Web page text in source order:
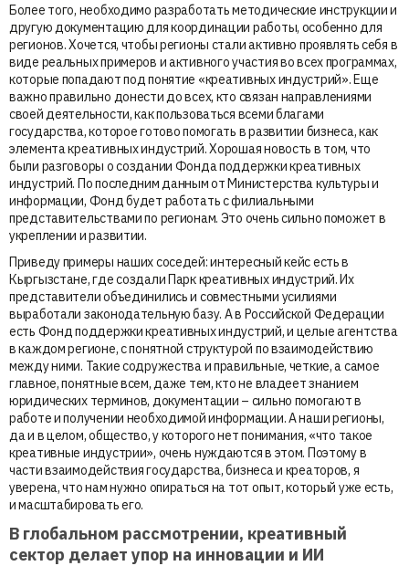
Более того, необходимо разработать методические инструкции и
другую документацию для координации работы, особенно для
регионов. Хочется, чтобы регионы стали активно проявлять себя в
виде реальных примеров и активного участия во всех программах,
которые попадают под понятие «креативных индустрий». Еще
важно правильно донести до всех, кто связан направлениями
своей деятельности, как пользоваться всеми благами
государства, которое готово помогать в развитии бизнеса, как
элемента креативных индустрий. Хорошая новость в том, что
были разговоры о создании Фонда поддержки креативных
индустрий. По последним данным от Министерства культуры и
информации, Фонд будет работать с филиальными
представительствами по регионам. Это очень сильно поможет в
укреплении и развитии.
Приведу примеры наших соседей: интересный кейс есть в
Кыргызстане, где создали Парк креативных индустрий. Их
представители объединились и совместными усилиями
выработали законодательную базу. А в Российской Федерации
есть Фонд поддержки креативных индустрий, и целые агентства
в каждом регионе, с понятной структурой по взаимодействию
между ними. Такие содружества и правильные, четкие, а самое
главное, понятные всем, даже тем, кто не владеет знанием
юридических терминов, документации – сильно помогают в
работе и получении необходимой информации. А наши регионы,
да и в целом, общество, у которого нет понимания, «что такое
креативные индустрии», очень нуждаются в этом. Поэтому в
части взаимодействия государства, бизнеса и креаторов, я
уверена, что нам нужно опираться на тот опыт, который уже есть,
и масштабировать его.
В глобальном рассмотрении, креативный
сектор делает упор на инновации и ИИ